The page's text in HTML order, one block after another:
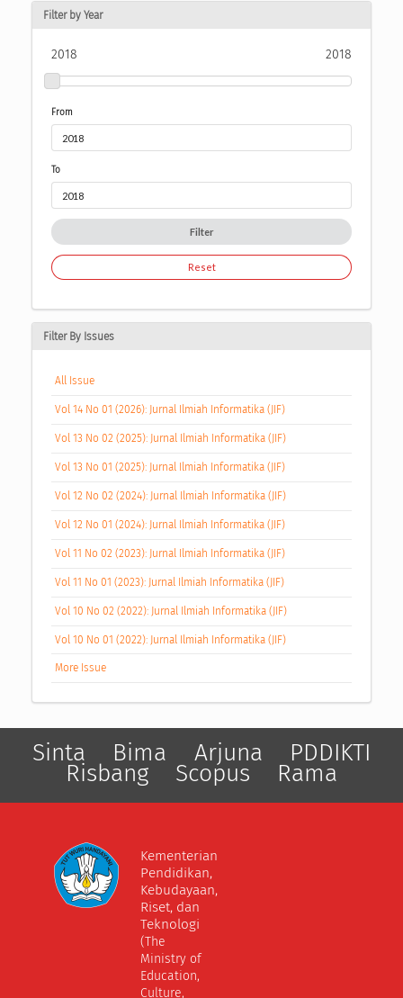
Filter by Year
2018 2018
From
To
Filter
Reset
Filter By Issues
All Issue
Vol 14 No 01 (2026): Jurnal Ilmiah Informatika (JIF)
Vol 13 No 02 (2025): Jurnal Ilmiah Informatika (JIF)
Vol 13 No 01 (2025): Jurnal Ilmiah Informatika (JIF)
Vol 12 No 02 (2024): Jurnal Ilmiah Informatika (JIF)
Vol 12 No 01 (2024): Jurnal Ilmiah Informatika (JIF)
Vol 11 No 02 (2023): Jurnal Ilmiah Informatika (JIF)
Vol 11 No 01 (2023): Jurnal Ilmiah Informatika (JIF)
Vol 10 No 02 (2022): Jurnal Ilmiah Informatika (JIF)
Vol 10 No 01 (2022): Jurnal Ilmiah Informatika (JIF)
More Issue
Sinta Bima Arjuna PDDIKTI
Risbang Scopus Rama
Kementerian
Pendidikan,
Kebudayaan,
Riset, dan
Teknologi
(The
Ministry of
Education,
Culture,